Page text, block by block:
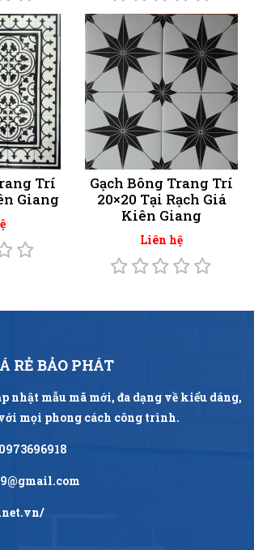
Trí
Giang
Gạch Bông Trang Trí
20×20 Tại Rạch Giá
Kiên Giang
Liên hệ
RẺ BẢO PHÁT
nhật mẫu mã mới, đa dạng về kiểu dáng,
mọi phong cách công trình.